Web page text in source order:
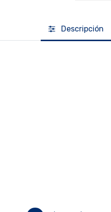
Descripción